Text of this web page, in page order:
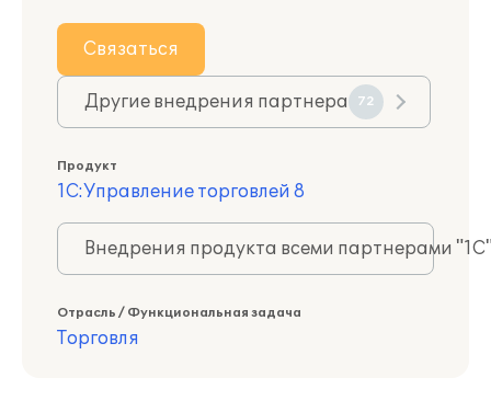
Связаться
Другие внедрения партнера 72
Продукт
1С:Управление торговлей 8
Внедрения продукта всеми партнерами
Отрасль / Функциональная задача
Торговля